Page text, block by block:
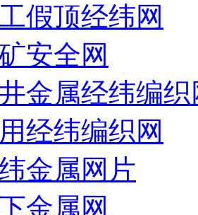
假顶经纬网
安全网
金属经纬编织
经纬编织网
金属网片
金属网